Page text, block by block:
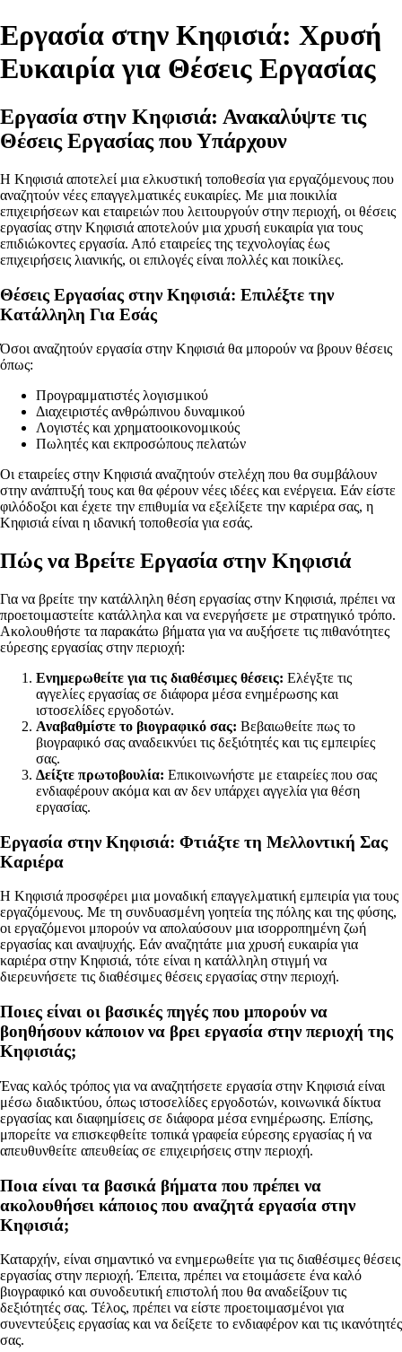
Εργασία στην Κηφισιά: Χρυσή
Ευκαιρία για Θέσεις Εργασίας
Εργασία στην Κηφισιά: Ανακαλύψτε τις
Θέσεις Εργασίας που Υπάρχουν
Η Κηφισιά αποτελεί μια ελκυστική τοποθεσία για εργαζόμενους που
αναζητούν νέες επαγγελματικές ευκαιρίες. Με μια ποικιλία
επιχειρήσεων και εταιρειών που λειτουργούν στην περιοχή, οι θέσεις
εργασίας στην Κηφισιά αποτελούν μια χρυσή ευκαιρία για τους
επιδιώκοντες εργασία. Από εταιρείες της τεχνολογίας έως
επιχειρήσεις λιανικής, οι επιλογές είναι πολλές και ποικίλες.
Θέσεις Εργασίας στην Κηφισιά: Επιλέξτε την
Κατάλληλη Για Εσάς
Όσοι αναζητούν εργασία στην Κηφισιά θα μπορούν να βρουν θέσεις
όπως:
Προγραμματιστές λογισμικού
Διαχειριστές ανθρώπινου δυναμικού
Λογιστές και χρηματοοικονομικούς
Πωλητές και εκπροσώπους πελατών
Οι εταιρείες στην Κηφισιά αναζητούν στελέχη που θα συμβάλουν
στην ανάπτυξή τους και θα φέρουν νέες ιδέες και ενέργεια. Εάν είστε
φιλόδοξοι και έχετε την επιθυμία να εξελίξετε την καριέρα σας, η
Κηφισιά είναι η ιδανική τοποθεσία για εσάς.
Πώς να Βρείτε Εργασία στην Κηφισιά
Για να βρείτε την κατάλληλη θέση εργασίας στην Κηφισιά, πρέπει να
προετοιμαστείτε κατάλληλα και να ενεργήσετε με στρατηγικό τρόπο.
Ακολουθήστε τα παρακάτω βήματα για να αυξήσετε τις πιθανότητες
εύρεσης εργασίας στην περιοχή:
Ενημερωθείτε για τις διαθέσιμες θέσεις: Ελέγξτε τις
αγγελίες εργασίας σε διάφορα μέσα ενημέρωσης και
ιστοσελίδες εργοδοτών.
Αναβαθμίστε το βιογραφικό σας: Βεβαιωθείτε πως το
βιογραφικό σας αναδεικνύει τις δεξιότητές και τις εμπειρίες
σας.
Δείξτε πρωτοβουλία: Επικοινωνήστε με εταιρείες που σας
ενδιαφέρουν ακόμα και αν δεν υπάρχει αγγελία για θέση
εργασίας.
Εργασία στην Κηφισιά: Φτιάξτε τη Μελλοντική Σας
Καριέρα
Η Κηφισιά προσφέρει μια μοναδική επαγγελματική εμπειρία για τους
εργαζόμενους. Με τη συνδυασμένη γοητεία της πόλης και της φύσης,
οι εργαζόμενοι μπορούν να απολαύσουν μια ισορροπημένη ζωή
εργασίας και αναψυχής. Εάν αναζητάτε μια χρυσή ευκαιρία για
καριέρα στην Κηφισιά, τότε είναι η κατάλληλη στιγμή να
διερευνήσετε τις διαθέσιμες θέσεις εργασίας στην περιοχή.
Ποιες είναι οι βασικές πηγές που μπορούν να
βοηθήσουν κάποιον να βρει εργασία στην περιοχή της
Κηφισιάς;
Ένας καλός τρόπος για να αναζητήσετε εργασία στην Κηφισιά είναι
μέσω διαδικτύου, όπως ιστοσελίδες εργοδοτών, κοινωνικά δίκτυα
εργασίας και διαφημίσεις σε διάφορα μέσα ενημέρωσης. Επίσης,
μπορείτε να επισκεφθείτε τοπικά γραφεία εύρεσης εργασίας ή να
απευθυνθείτε απευθείας σε επιχειρήσεις στην περιοχή.
Ποια είναι τα βασικά βήματα που πρέπει να
ακολουθήσει κάποιος που αναζητά εργασία στην
Κηφισιά;
Καταρχήν, είναι σημαντικό να ενημερωθείτε για τις διαθέσιμες θέσεις
εργασίας στην περιοχή. Έπειτα, πρέπει να ετοιμάσετε ένα καλό
βιογραφικό και συνοδευτική επιστολή που θα αναδείξουν τις
δεξιότητές σας. Τέλος, πρέπει να είστε προετοιμασμένοι για
συνεντεύξεις εργασίας και να δείξετε το ενδιαφέρον και τις ικανότητές
σας.